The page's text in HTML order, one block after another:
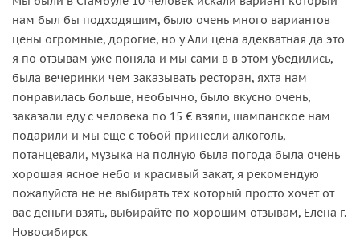
нам был бы подходящим, было очень много вариантов
цены огромные, дорогие, но у Али цена адекватная да это
я по отзывам уже поняла и мы сами в в этом убедились,
была вечеринки чем заказывать ресторан, яхта нам
понравилась больше, необычно, было вкусно очень,
заказали еду с человека по 15 € взяли, шампанское нам
подарили и мы еще с тобой принесли алкоголь,
потанцевали, музыка на полную была погода была очень
хорошая ясное небо и красивый закат, я рекомендую
пожалуйста не не выбирать тех который просто хочет от
вас деньги взять, выбирайте по хорошим отзывам, Елена г.
Новосибирск